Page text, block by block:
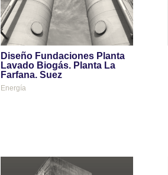
Diseño Fundaciones Planta
Lavado Biogás. Planta La
Farfana. Suez
Energía